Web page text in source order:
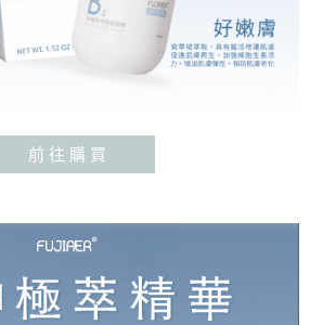
前 往 購 買